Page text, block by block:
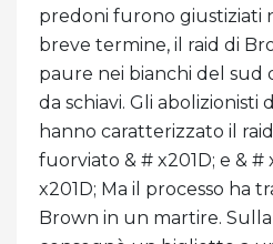
predoni furono giustiziati
breve termine, il raid di
paure nei bianchi del sud
da schiavi. Gli
hanno caratterizzato il
fuorviato & # x201D; e & #
x201D; Ma il processo ha
Brown in un martire.